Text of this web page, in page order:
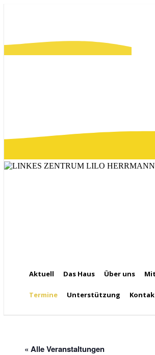
Aktuell Das Haus Über uns
Termine Unterstützung
« Alle Veranstaltungen